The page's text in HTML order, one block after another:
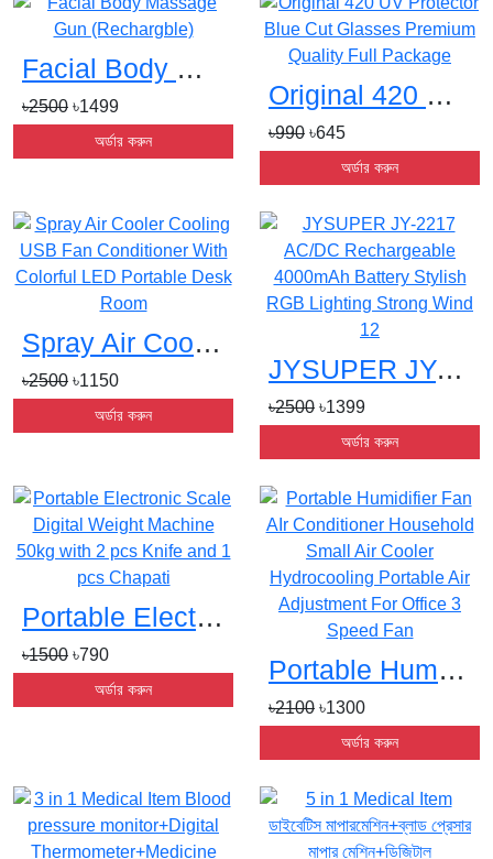
Facial Body Massage Gun (Rechargble)s
৳2500 ৳1499
অর্ডার করুন
Original 420 UV Protector Blue Cut Glasses Premium Quality Full Packages
৳990 ৳645
অর্ডার করুন
Spray Air Cooler Cooling USB Fan Conditioner With Colorful LED Portable Desk Rooms
৳2500 ৳1150
অর্ডার করুন
JYSUPER JY-2217 AC/DC Rechargeable 4000mAh Battery Stylish RGB Lighting Strong Wind 12s
৳2500 ৳1399
অর্ডার করুন
Portable Electronic Scale Digital Weight Machine 50kg with 2 pcs Knife and 1 pcs Chapatis
৳1500 ৳790
অর্ডার করুন
Portable Humidifier Fan AIr Conditioner Household Small Air Cooler Hydrocooling Portable Air Adjustment For Office 3 Speed Fans
৳2100 ৳1300
অর্ডার করুন